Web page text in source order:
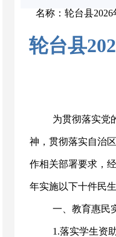
名称：轮台县
轮台县
为贯彻落实党
神，贯彻落实自治
作相关部署要求，
年实施以下十件民生
一、教育惠民
1.落实学生资